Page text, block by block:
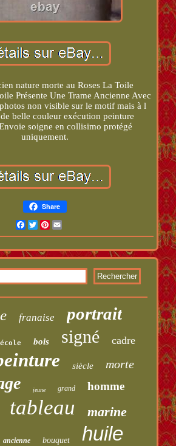
nature morte au Roses La Toile
Présente Une Trame Ancienne Avec
non visible sur le motif mais à l
belle couleur exécution peinture
soigne en collisimo protégé
uniquement.
Share
Facebook
TwitterPinterest
franaise portrait
école bois signé cadre
siècle morte
jeune grand homme
tableau marine
ancienne bouquet huile